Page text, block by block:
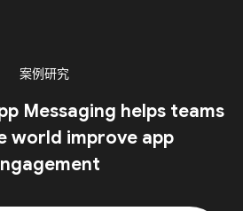
案例研究
Messaging helps teams
world improve app